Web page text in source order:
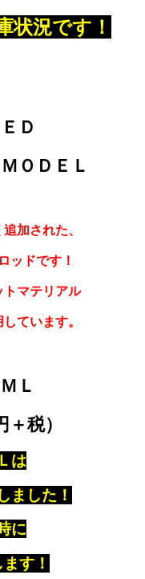
状況です！
Ｄ
ＯＤＥＬ
加された、
ッドです！
トマテリアル
ています。
Ｌ
＋税）
は
ました！
に
す！